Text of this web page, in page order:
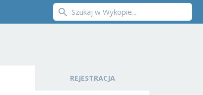
REJESTRACJA